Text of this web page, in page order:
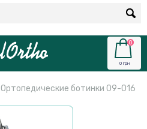
0
0 грн
Ортопедические ботинки 09-016